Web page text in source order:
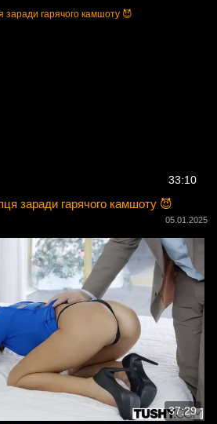
33:10
заради гарячого камшоту 😈
05.01.2025
37:29